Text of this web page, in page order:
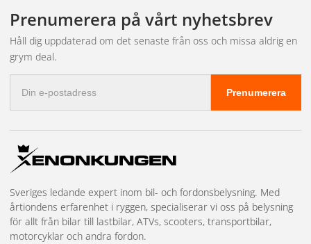
fakturabetalning, mängdrabatter, en dedikerad kundansvarig och
prioriterad lagerreservation på högvolymsartiklar. Vi har även
showroom i Kungsbacka för demonstrationer och teknisk
rådgivning. Läs mer och kom igång på
Prenumerera på vårt nyhetsbrev
Håll dig uppdaterad om det senaste från oss och missa aldrig en
grym deal.
postadress
Prenumerera
Sveriges ledande expert inom bil- och fordonsbelysning. Med
årtiondens erfarenhet i ryggen, specialiserar vi oss på belysning
för allt från bilar till lastbilar, ATVs, scooters, transportbilar,
motorcyklar och andra fordon.